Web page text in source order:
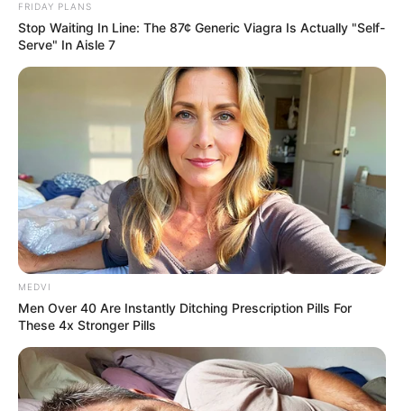
FRIDAY PLANS
Stop Waiting In Line: The 87¢ Generic Viagra Is Actually "Self-
Serve" In Aisle 7
MEDVI
Men Over 40 Are Instantly Ditching Prescription Pills For
These 4x Stronger Pills